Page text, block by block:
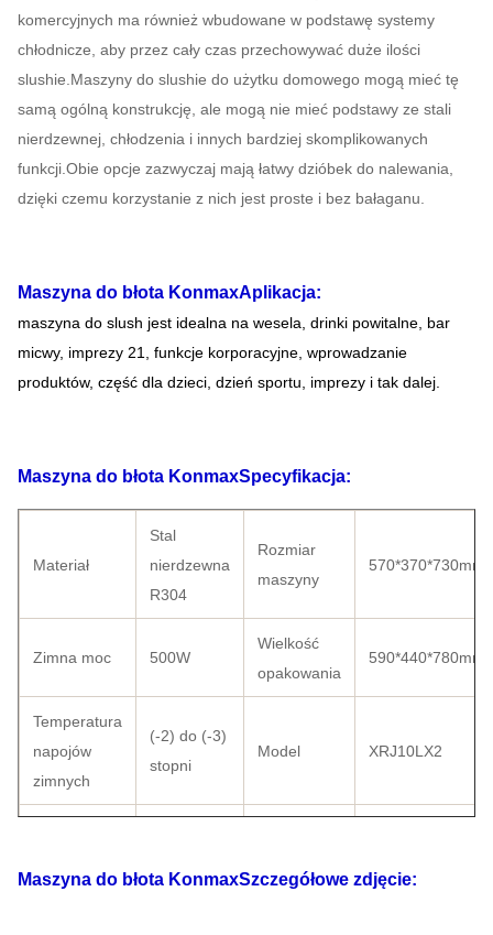
komercyjnych ma również wbudowane w podstawę systemy
chłodnicze, aby przez cały czas przechowywać duże ilości
slushie.Maszyny do slushie do użytku domowego mogą mieć tę
samą ogólną konstrukcję, ale mogą nie mieć podstawy ze stali
nierdzewnej, chłodzenia i innych bardziej skomplikowanych
funkcji.Obie opcje zazwyczaj mają łatwy dzióbek do nalewania,
dzięki czemu korzystanie z nich jest proste i bez bałaganu.
Maszyna do błota KonmaxAplikacja:
maszyna do slush jest idealna na wesela, drinki powitalne, bar
micwy, imprezy 21, funkcje korporacyjne, wprowadzanie
produktów, część dla dzieci, dzień sportu, imprezy i tak dalej.
Maszyna do błota KonmaxSpecyfikacja:
Materiał
Stal
nierdzewna
R304
Rozmiar
maszyny
570*370*730mm
Zimna moc 500W
Wielkość
opakowania
590*440*780mm
Temperatura
napojów
zimnych
(-2) do (-3)
stopni
Model XRJ10LX2
Maszyna do błota KonmaxSzczegółowe zdjęcie: